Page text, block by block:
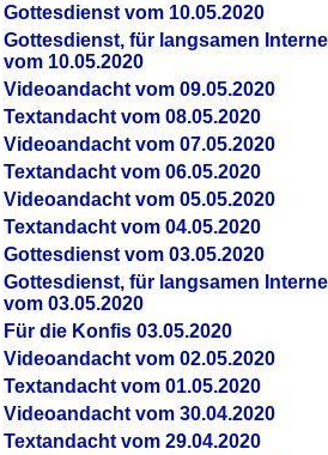
Gottesdienst vom 10.05.2020
Gottesdienst, für langsamen
vom 10.05.2020
Videoandacht vom 09.05.2020
Textandacht vom 08.05.2020
Videoandacht vom 07.05.2020
Textandacht vom 06.05.2020
Videoandacht vom 05.05.2020
Textandacht vom 04.05.2020
Gottesdienst vom 03.05.2020
Gottesdienst, für langsamen
vom 03.05.2020
Für die Konfis 03.05.2020
Videoandacht vom 02.05.2020
Textandacht vom 01.05.2020
Videoandacht vom 30.04.2020
Textandacht vom 29.04.2020